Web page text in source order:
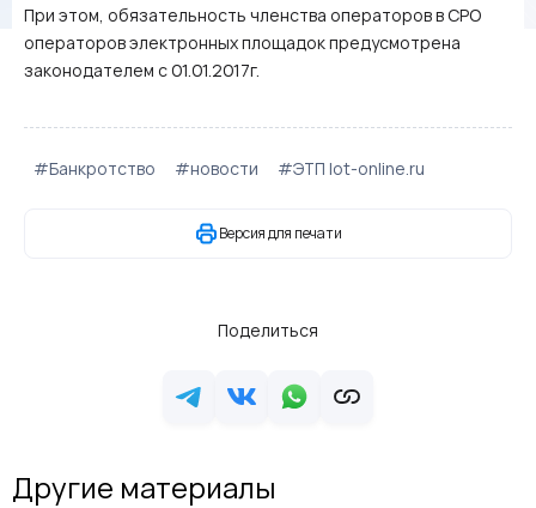
При этом, обязательность членства операторов в СРО
операторов электронных площадок предусмотрена
законодателем с 01.01.2017г.
#Банкротство #новости #ЭТП lot-online.ru
Версия для печати
Поделиться
Другие материалы